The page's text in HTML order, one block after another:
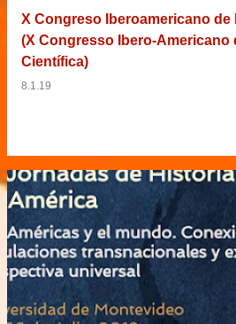
X Congreso Iberoamericano
(X Congresso Ibero-Americano
Científica)
8.1.19